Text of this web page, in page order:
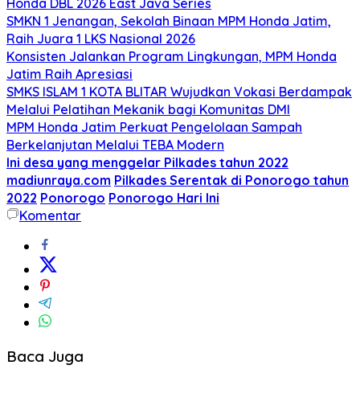
SMKN 1 Jenangan, Sekolah Binaan MPM Honda Jatim,
Raih Juara 1 LKS Nasional 2026
Konsisten Jalankan Program Lingkungan, MPM Honda
Jatim Raih Apresiasi
SMKS ISLAM 1 KOTA BLITAR Wujudkan Vokasi Berdampak
Melalui Pelatihan Mekanik bagi Komunitas DMI
MPM Honda Jatim Perkuat Pengelolaan Sampah
Berkelanjutan Melalui TEBA Modern
Ini desa yang menggelar Pilkades tahun 2022
madiunraya.com Pilkades Serentak di Ponorogo tahun
2022 Ponorogo Ponorogo Hari Ini
Komentar
Baca Juga